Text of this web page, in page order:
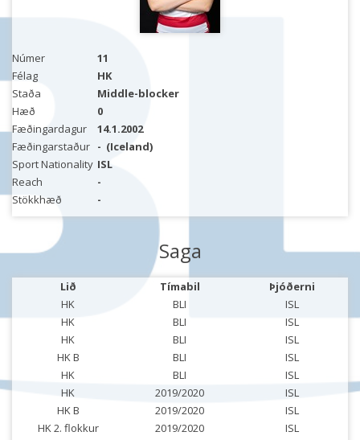
Númer
11
Félag
HK
Staða
Middle-blocker
Hæð
0
Fæðingardagur
14.1.2002
Fæðingarstaður - (Iceland)
Sport Nationality ISL
Reach
-
Stökkhæð
-
Saga
Lið Tímabil
Þjóðerni
HK
BLI
ISL
HK
BLI
ISL
HK
BLI
ISL
HK B
BLI
ISL
HK
BLI
ISL
HK
2019/2020
ISL
HK B
2019/2020
ISL
HK 2. flokkur
2019/2020
ISL